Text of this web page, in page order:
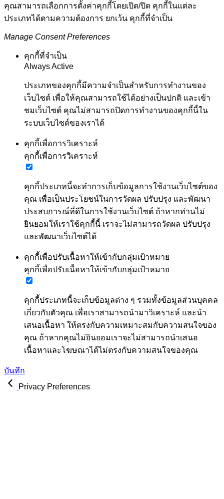
คุณสามารถเลือกการตั้งค่าคุกกี้โดยเปิด/ปิด คุกกี้ในแต่ละ
ประเภทได้ตามความต้องการ ยกเว้น คุกกี้ที่จำเป็น
Manage Consent Preferences
คุกกี้ที่จำเป็น
Always Active
ประเภทของคุกกี้มีความจำเป็นสำหรับการทำงานของ
เว็บไซต์ เพื่อให้คุณสามารถใช้ได้อย่างเป็นปกติ และเข้า
ชมเว็บไซต์ คุณไม่สามารถปิดการทำงานของคุกกี้นี้ใน
ระบบเว็บไซต์ของเราได้
คุกกี้เพื่อการวิเคราะห์
คุกกี้เพื่อการวิเคราะห์
คุกกี้ประเภทนี้จะทำการเก็บข้อมูลการใช้งานเว็บไซต์ของ
คุณ เพื่อเป็นประโยชน์ในการวัดผล ปรับปรุง และพัฒนา
ประสบการณ์ที่ดีในการใช้งานเว็บไซต์ ถ้าหากท่านไม่
ยินยอมให้เราใช้คุกกี้นี้ เราจะไม่สามารถวัดผล ปรับปรุง
และพัฒนาเว็บไซต์ได้
คุกกี้เพื่อปรับเนื้อหาให้เข้ากับกลุ่มเป้าหมาย
คุกกี้เพื่อปรับเนื้อหาให้เข้ากับกลุ่มเป้าหมาย
คุกกี้ประเภทนี้จะเก็บข้อมูลต่าง ๆ รวมทั้งข้อมูลส่วนบุคคล
เกี่ยวกับตัวคุณ เพื่อเราสามารถนำมาวิเคราะห์ และนำ
เสนอเนื้อหา ให้ตรงกับความเหมาะสมกับความสนใจของ
คุณ ถ้าหากคุณไม่ยินยอมเราจะไม่สามารถนำเสนอ
เนื้อหาและโฆษณาได้ไม่ตรงกับความสนใจของคุณ
บันทึก
Privacy Preferences